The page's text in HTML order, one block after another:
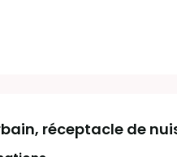
réceptacle de